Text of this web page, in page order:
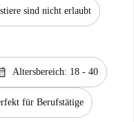
sind nicht erlaubt
Altersbereich: 18 - 40
für Berufstätige